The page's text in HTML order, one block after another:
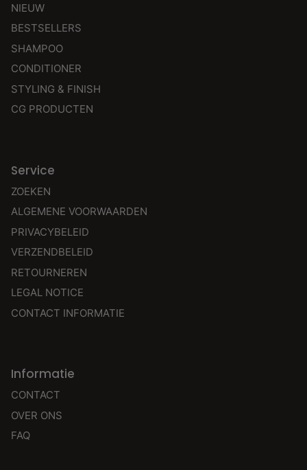
NIEUW
BESTSELLERS
SHAMPOO
CONDITIONER
STYLING & FINISH
CG PRODUCTEN
Service
ZOEKEN
ALGEMENE VOORWAARDEN
PRIVACYBELEID
VERZENDBELEID
RETOURNEREN
LEGAL NOTICE
CONTACT INFORMATIE
Informatie
CONTACT
OVER ONS
FAQ